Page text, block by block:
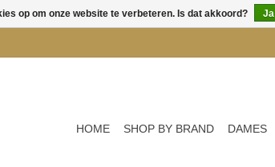
HOME SHOP BY BRAND DAMES
op om onze website te verbeteren. Is dat akkoord? Ja